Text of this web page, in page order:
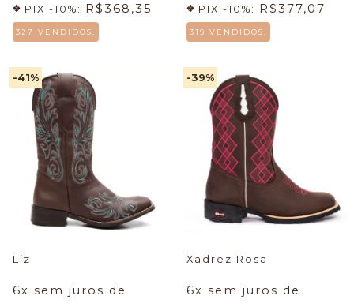
PIX -10%: R$368,35
327 VENDIDOS.
PIX -10%: R$377,07
319 VENDIDOS.
-41%
Liz
6x sem juros de
-39%
Xadrez Rosa
6x sem juros de